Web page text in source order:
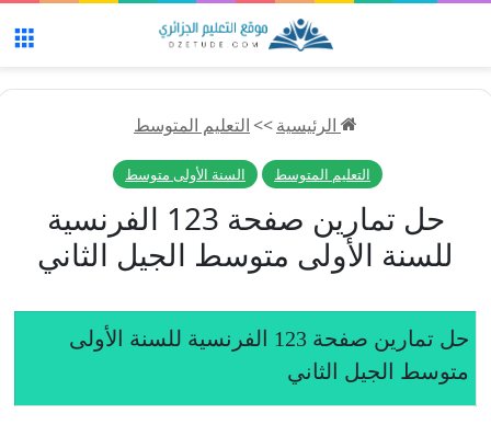
الرئيسية>>التعليم المتوسط
التعليم المتوسط السنة الأولى متوسط
حل تمارين صفحة 123 الفرنسية
للسنة الأولى متوسط الجيل الثاني
حل تمارين صفحة 123 الفرنسية للسنة الأولى
متوسط الجيل الثاني